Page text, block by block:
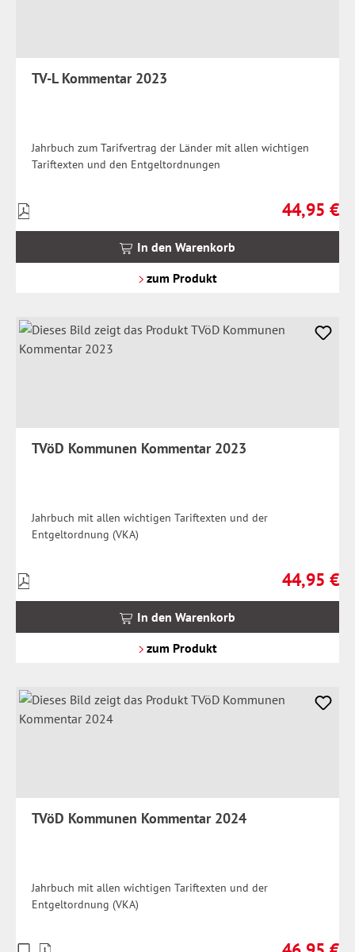
TV-L Kommentar 2023
Jahrbuch zum Tarifvertrag der Länder mit allen wichtigen
Tariftexten und den Entgeltordnungen
Regulärer
44,95 €
Preise
inkl.
In den Warenkorb
zum Produkt
TVöD Kommunen Kommentar 2023
Jahrbuch mit allen wichtigen Tariftexten und der
Entgeltordnung (VKA)
Regulärer
44,95 €
Preise
inkl.
In den Warenkorb
zum Produkt
TVöD Kommunen Kommentar 2024
Jahrbuch mit allen wichtigen Tariftexten und der
Entgeltordnung (VKA)
Preise